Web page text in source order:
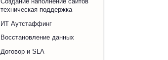
техническая поддержка
ИТ Аутстаффинг
Восстановление данных
Договор и SLA